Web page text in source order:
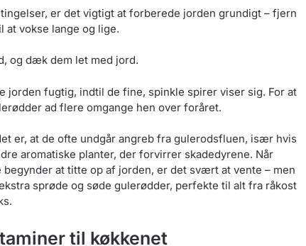
er det vigtigt at forberede jorden grundigt – fjern
at vokse lange og lige.
og dæk dem let med jord.
jorden fugtig, indtil de fine, spinkle spirer viser sig. For at
ad flere omgange hen over foråret.
er, at de ofte undgår angreb fra gulerodsfluen, især hvis
aromatiske planter, der forvirrer skadedyrene. Når
at titte op af jorden, er det svært at vente – men
sprøde og søde gulerødder, perfekte til alt fra råkost
til køkkenet